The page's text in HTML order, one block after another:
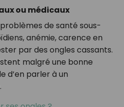
ou médicaux
de santé sous-
anémie, carence en
par des ongles cassants.
malgré une bonne
d’en parler à un